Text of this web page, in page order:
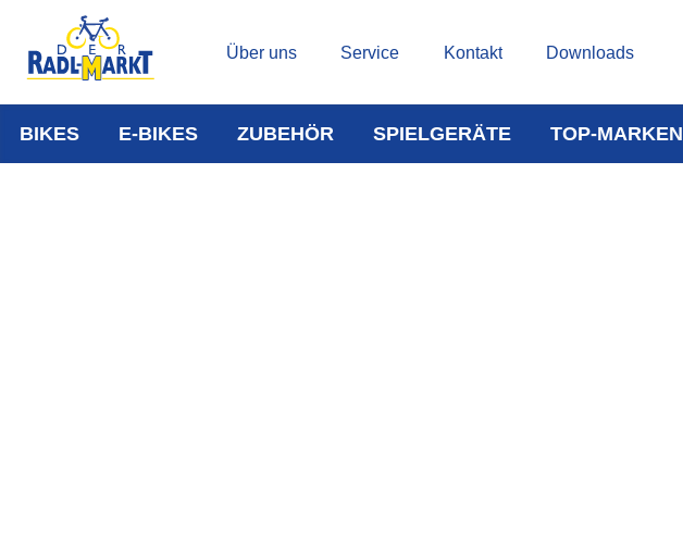
Über uns Service Kontakt Downloads
BIKES E-BIKES ZUBEHÖR SPIELGERÄTE TOP-MARKEN